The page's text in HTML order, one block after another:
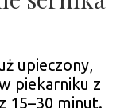
upieczony,
piekarniku z
15–30 minut.